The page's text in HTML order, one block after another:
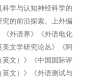
学与认知神经科学的
的前沿探索。上外编
外语界》《外语电化
文学研究论丛》《阿
文）》《中国国际评
文）》《外语测试与